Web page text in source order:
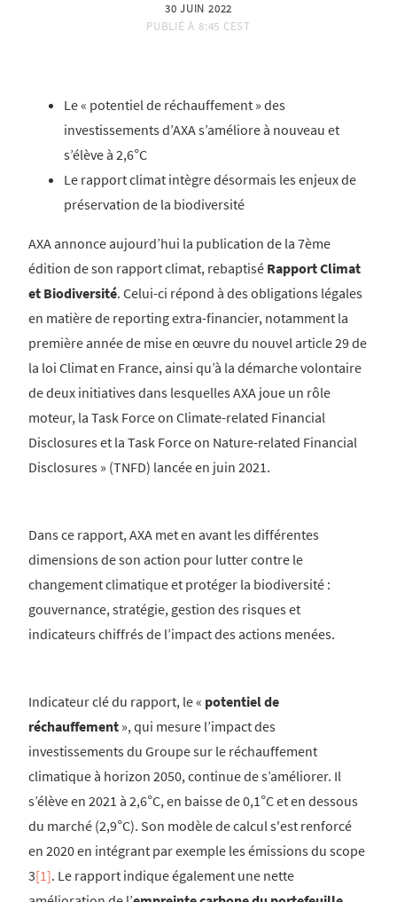
30 JUIN 2022
PUBLIÉ À 8:45 CEST
Le « potentiel de réchauffement » des
investissements d’AXA s’améliore à nouveau et
s’élève à 2,6°C
Le rapport climat intègre désormais les enjeux de
préservation de la biodiversité
AXA annonce aujourd’hui la publication de la 7ème
édition de son rapport climat, rebaptisé Rapport Climat
et Biodiversité. Celui-ci répond à des obligations légales
en matière de reporting extra-financier, notamment la
première année de mise en œuvre du nouvel article 29 de
la loi Climat en France, ainsi qu’à la démarche volontaire
de deux initiatives dans lesquelles AXA joue un rôle
moteur, la Task Force on Climate-related Financial
Disclosures et la Task Force on Nature-related Financial
Disclosures » (TNFD) lancée en juin 2021.
Dans ce rapport, AXA met en avant les différentes
dimensions de son action pour lutter contre le
changement climatique et protéger la biodiversité :
gouvernance, stratégie, gestion des risques et
indicateurs chiffrés de l’impact des actions menées.
Indicateur clé du rapport, le « potentiel de
réchauffement », qui mesure l’impact des
investissements du Groupe sur le réchauffement
climatique à horizon 2050, continue de s’améliorer. Il
s’élève en 2021 à 2,6°C, en baisse de 0,1°C et en dessous
du marché (2,9°C). Son modèle de calcul s'est renforcé
en 2020 en intégrant par exemple les émissions du scope
3[1]. Le rapport indique également une nette